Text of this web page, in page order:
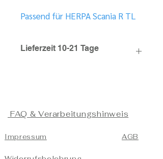
Passend für HERPA Scania R TL
Lieferzeit 10-21 Tage
FAQ & Verarbeitungshinweis
Impressum AGB